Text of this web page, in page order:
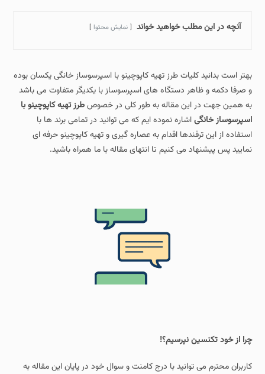
آنچه در این مطلب خواهید خواند نمایش محتوا
بهتر است بدانید کلیات طرز تهیه کاپوچینو با اسپرسوساز خانگی یکسان بوده
و صرفا دکمه و ظاهر دستگاه های اسپرسوساز با یکدیگر متفاوت می باشد
به همین جهت در این مقاله به طور کلی در خصوصطرز تهیه کاپوچینو با
اسپرسوساز خانگیاشاره نموده ایم که می توانید در تمامی برند ها با
استفاده از این ترفندها اقدام به عصاره گیری و تهیه کاپوچینو حرفه ای
نمایید پس پیشنهاد می کنیم تا انتهای مقاله با ما همراه باشید.
چرا از خود تکنسین نپرسیم؟!
کاربران محترم می توانید با درج کامنت و سوال خود در پایان این مقاله به